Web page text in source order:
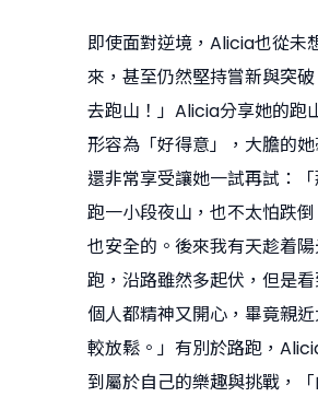
即使面對逆境，Alicia也從未
來，甚至仍然堅持嘗新與突
去跑山！」Alicia分享她的跑
形容為「好得意」，大膽的她
還非常享受讓她一試再試：
跑一小段夜山，也不太怕跌
也安全的。後來我有天趁着
跑，沿路雖然多起伏，但是
個人都精神又開心，畢竟親
較放鬆。」有別於路跑，
到屬於自己的樂趣與挑戰，